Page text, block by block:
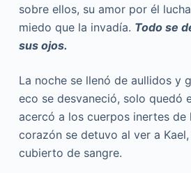
sobre ellos, su amor por él
miedo que la invadía. Todo se
sus ojos.
La noche se llenó de aullidos y
eco se desvaneció, solo quedó
acercó a los cuerpos inertes de
corazón se detuvo al ver a
cubierto de sangre.